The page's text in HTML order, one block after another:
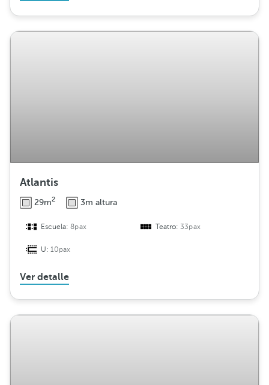
Atlantis
29m2 3m altura
Escuela:8pax Teatro:33pax
U:10pax
Ver detalle